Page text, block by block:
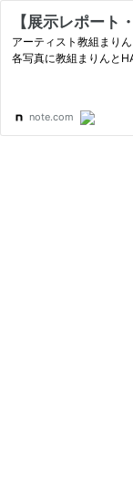
【展示レポー
アーティスト教組まり
note.com